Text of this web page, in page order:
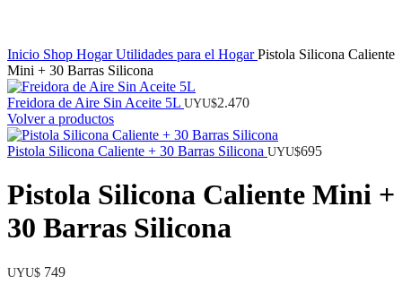
Inicio Shop HogarUtilidades para el HogarPistola Silicona Caliente
Mini + 30 Barras Silicona
Freidora de Aire Sin Aceite 5L UYU$2.470
Volver a productos
Pistola Silicona Caliente + 30 Barras Silicona UYU$695
Pistola Silicona Caliente Mini +
30 Barras Silicona
UYU$ 749